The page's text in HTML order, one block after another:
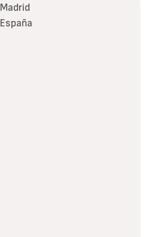
Madrid
España